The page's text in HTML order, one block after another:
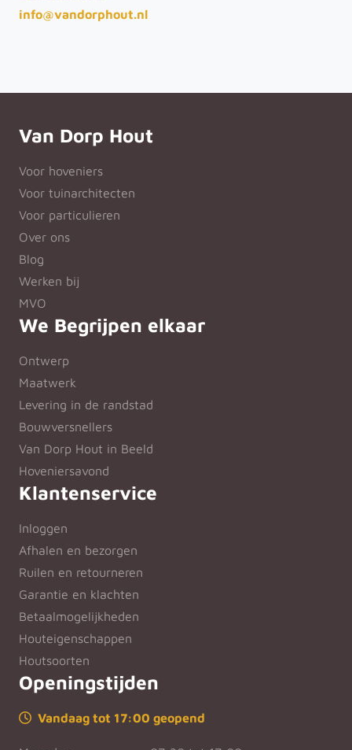
info@vandorphout.nl
Van Dorp Hout
Voor hoveniers
Voor tuinarchitecten
Voor particulieren
Over ons
Blog
Werken bij
MVO
We Begrijpen elkaar
Ontwerp
Maatwerk
Levering in de randstad
Bouwversnellers
Van Dorp Hout in Beeld
Hoveniersavond
Klantenservice
Inloggen
Afhalen en bezorgen
Ruilen en retourneren
Garantie en klachten
Betaalmogelijkheden
Houteigenschappen
Houtsoorten
Openingstijden
Vandaag tot 17:00 geopend